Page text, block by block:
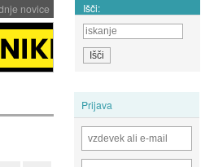
novice Išči:
Prijava